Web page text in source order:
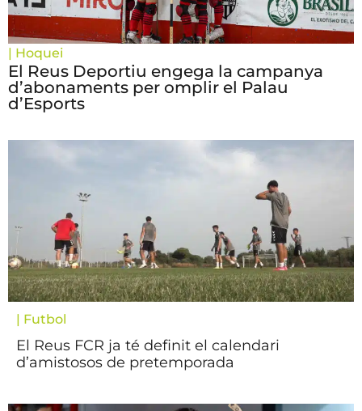
| Hoquei
El Reus Deportiu engega la campanya
d’abonaments per omplir el Palau
d’Esports
| Futbol
El Reus FCR ja té definit el calendari
d’amistosos de pretemporada